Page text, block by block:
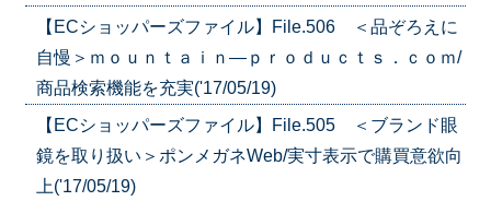
【ECショッパーズファイル】File.506 ＜品ぞろえに
自慢＞ｍｏｕｎｔａｉｎ―ｐｒｏｄｕｃｔｓ．ｃｏｍ/
商品検索機能を充実('17/05/19)
【ECショッパーズファイル】File.505 ＜ブランド眼
鏡を取り扱い＞ポンメガネWeb/実寸表示で購買意欲向
上('17/05/19)